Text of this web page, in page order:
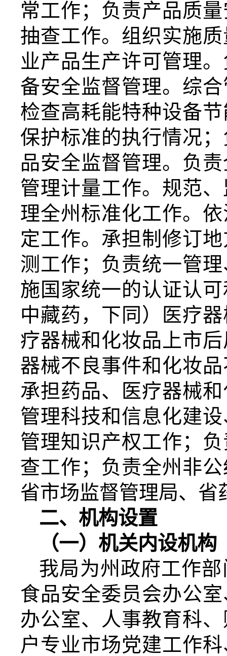
常工作；负责产品质
抽查工作。组织实施
业产品生产许可管理
备安全监督管理。综
检查高耗能特种设备
保护标准的执行情况
品安全监督管理。负
管理计量工作。规范
理全州标准化工作。
定工作。承担制修订
测工作；负责统一管
施国家统一的认证认
中藏药，下同）医疗
疗器械和化妆品上市
器械不良事件和化妆
承担药品、医疗器械
管理科技和信息化建
管理知识产权工作；
查工作；负责全州非
省市场监督管理局、省
二、机构设置
（一）机关内设机构
我局为州政府工作
食品安全委员会办公
办公室、人事教育科
户专业市场党建工作